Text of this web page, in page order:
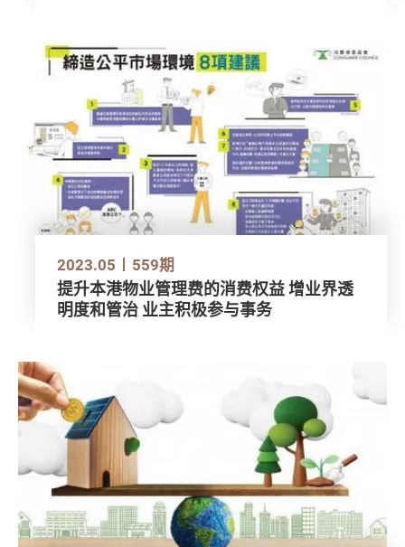
2023.05 559期
提升本港物业管理费的消费权益 增业界透
明度和管治 业主积极参与事务